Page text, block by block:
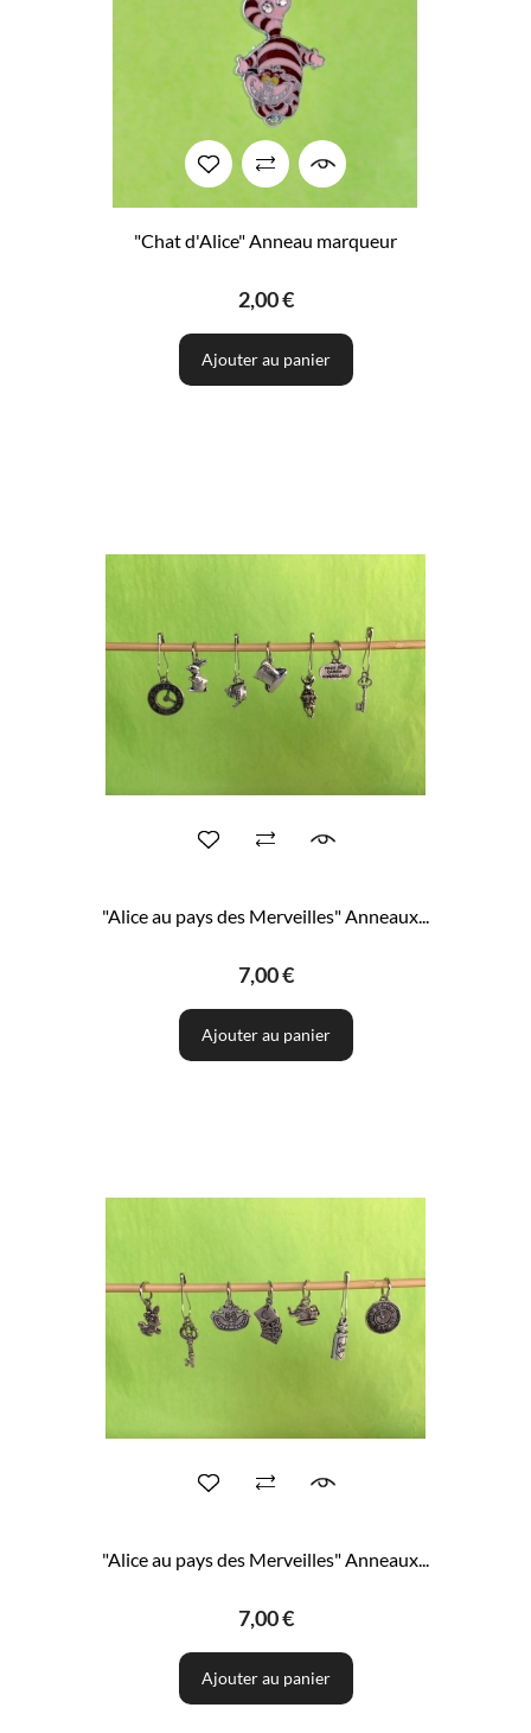
"Chat d'Alice" Anneau marqueur
2,00 €
Ajouter au panier
"Alice au pays des Merveilles" Anneaux...
7,00 €
Ajouter au panier
"Alice au pays des Merveilles" Anneaux...
7,00 €
Ajouter au panier